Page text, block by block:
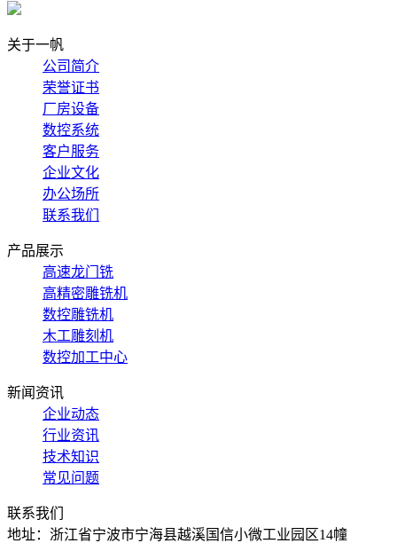
关于一帆
公司简介
荣誉证书
厂房设备
数控系统
客户服务
企业文化
办公场所
联系我们
产品展示
高速龙门铣
高精密雕铣机
数控雕铣机
木工雕刻机
数控加工中心
新闻资讯
企业动态
行业资讯
技术知识
常见问题
联系我们
地址：浙江省宁波市宁海县越溪国信小微工业园区14幢